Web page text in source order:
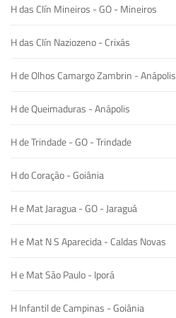
H das Clín Mineiros - GO - Mineiros
H das Clín Naziozeno - Crixás
H de Olhos Camargo Zambrin - Anápolis
H de Queimaduras - Anápolis
H de Trindade - GO - Trindade
H do Coração - Goiânia
H e Mat Jaragua - GO - Jaraguá
H e Mat N S Aparecida - Caldas Novas
H e Mat São Paulo - Iporá
H Infantil de Campinas - Goiânia